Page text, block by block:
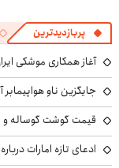
پربازدیدترین
آغاز همکاری موشکی
جایگزین ناو
قیمت گوشت گوساله و گوسفند
ادعای تازه امارات